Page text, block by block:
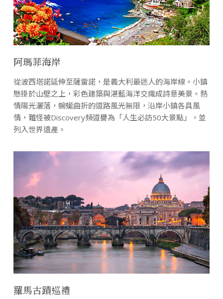
阿瑪菲海岸
從波西塔諾延伸至薩雷諾，是義大利最迷人的海岸線。小鎮
懸掛於山壁之上，彩色建築與湛藍海洋交織成詩意美景。熱
情陽光灑落，蜿蜒曲折的道路風光無限，沿岸小鎮各具風
情，難怪被Discovery頻道譽為「人生必訪50大景點」，並
列入世界遺產。
羅馬古蹟巡禮